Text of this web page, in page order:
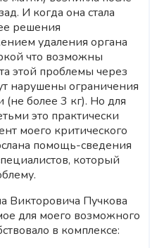
И когда она стала
решения
удаления органа
что возможны
этой проблемы через
нарушены ограничения
(не более 3 кг). Но для
это практически
моего критического
помощь-сведения
который
Викторовича Пучкова
для моего возможного
в комплексе: